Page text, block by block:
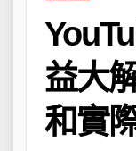
益大
和實